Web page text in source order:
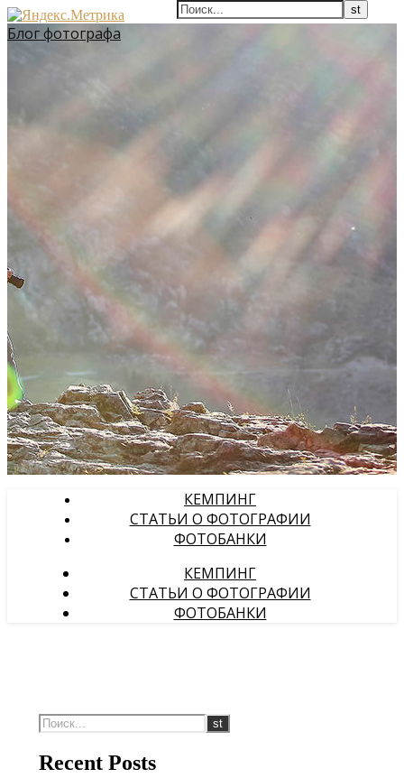
Блог фотографа
КЕМПИНГ
СТАТЬИ О ФОТОГРАФИИ
ФОТОБАНКИ
КЕМПИНГ
СТАТЬИ О ФОТОГРАФИИ
ФОТОБАНКИ
Recent Posts